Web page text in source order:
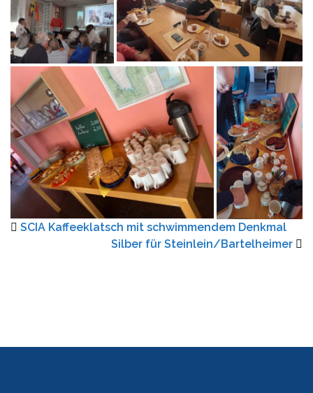
SCIA Kaffeeklatsch mit schwimmendem Denkmal
Silber für Steinlein/Bartelheimer